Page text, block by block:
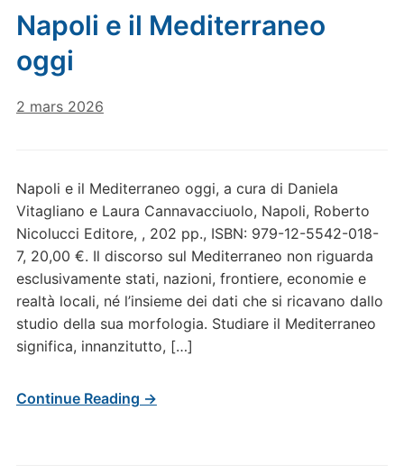
Napoli e il Mediterraneo
oggi
2 mars 2026
Napoli e il Mediterraneo oggi, a cura di Daniela
Vitagliano e Laura Cannavacciuolo, Napoli, Roberto
Nicolucci Editore, , 202 pp., ISBN: 979-12-5542-018-
7, 20,00 €. Il discorso sul Mediterraneo non riguarda
esclusivamente stati, nazioni, frontiere, economie e
realtà locali, né l’insieme dei dati che si ricavano dallo
studio della sua morfologia. Studiare il Mediterraneo
significa, innanzitutto, […]
Continue Reading →